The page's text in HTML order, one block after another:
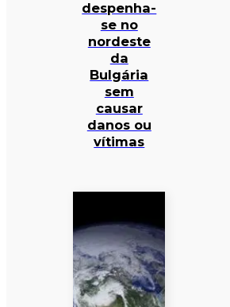
despenha-
se no
nordeste
da
Bulgária
sem
causar
danos ou
vítimas